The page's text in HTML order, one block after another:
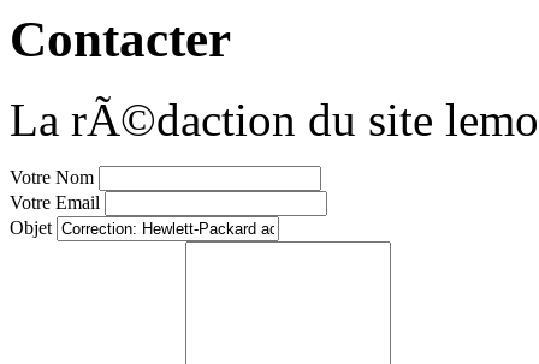
Contacter
La rÃ©daction du site
Votre Nom
Votre Email
Objet